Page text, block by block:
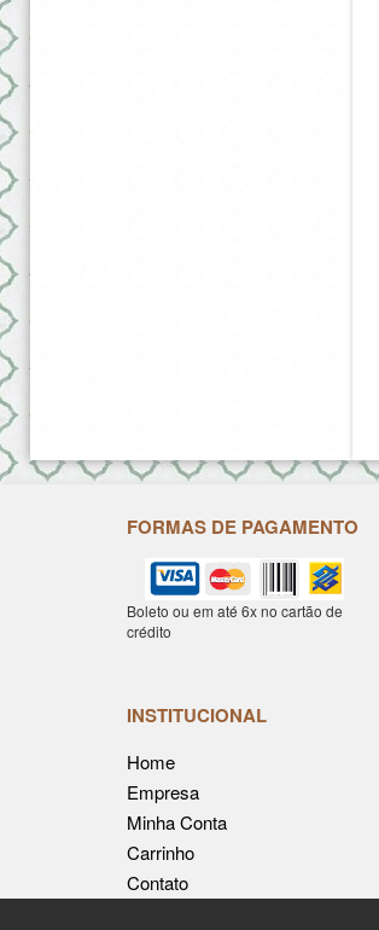
FORMAS DE PAGAMENTO
Boleto ou em até 6x no cartão de
crédito
INSTITUCIONAL
Home
Empresa
Minha Conta
Carrinho
Contato